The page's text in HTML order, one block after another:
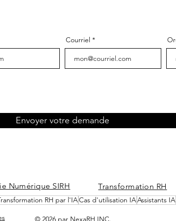
Courriel
Envoyer votre demande
Numérique SIRH Transformation RH
RH par l'IACas d'utilisation IAAssistants IA
© 2026 par NexaRH INC.